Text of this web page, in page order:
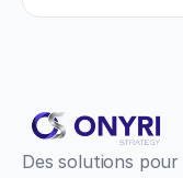
Des solutions